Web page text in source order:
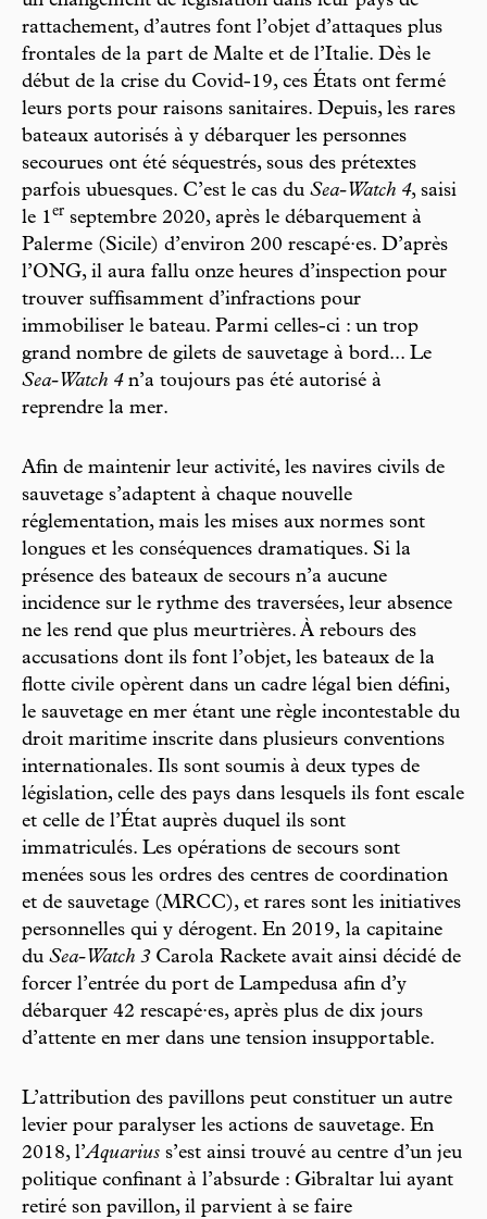
rattachement, d’autres font l’objet d’attaques plus
frontales de la part de Malte et de l’Italie. Dès le
début de la crise du Covid-19, ces États ont fermé
leurs ports pour raisons sanitaires. Depuis, les rares
bateaux autorisés à y débarquer les personnes
secourues ont été séquestrés, sous des prétextes
parfois ubuesques. C’est le cas du Sea-Watch 4, saisi
le 1er septembre 2020, après le débarquement à
Palerme (Sicile) d’environ 200 rescapé·es. D’après
l’ONG, il aura fallu onze heures d’inspection pour
trouver suffisamment d’infractions pour
immobiliser le bateau. Parmi celles-ci : un trop
grand nombre de gilets de sauvetage à bord... Le
Sea-Watch 4 n’a toujours pas été autorisé à
reprendre la mer.
Afin de maintenir leur activité, les navires civils de
sauvetage s’adaptent à chaque nouvelle
réglementation, mais les mises aux normes sont
longues et les conséquences dramatiques. Si la
présence des bateaux de secours n’a aucune
incidence sur le rythme des traversées, leur absence
ne les rend que plus meurtrières. À rebours des
accusations dont ils font l’objet, les bateaux de la
flotte civile opèrent dans un cadre légal bien défini,
le sauvetage en mer étant une règle incontestable du
droit maritime inscrite dans plusieurs conventions
internationales. Ils sont soumis à deux types de
législation, celle des pays dans lesquels ils font escale
et celle de l’État auprès duquel ils sont
immatriculés. Les opérations de secours sont
menées sous les ordres des centres de coordination
et de sauvetage (MRCC), et rares sont les initiatives
personnelles qui y dérogent. En 2019, la capitaine
du Sea-Watch 3 Carola Rackete avait ainsi décidé de
forcer l’entrée du port de Lampedusa afin d’y
débarquer 42 rescapé·es, après plus de dix jours
d’attente en mer dans une tension insupportable.
L’attribution des pavillons peut constituer un autre
levier pour paralyser les actions de sauvetage. En
2018, l’Aquarius s’est ainsi trouvé au centre d’un jeu
politique confinant à l’absurde : Gibraltar lui ayant
retiré son pavillon, il parvient à se faire